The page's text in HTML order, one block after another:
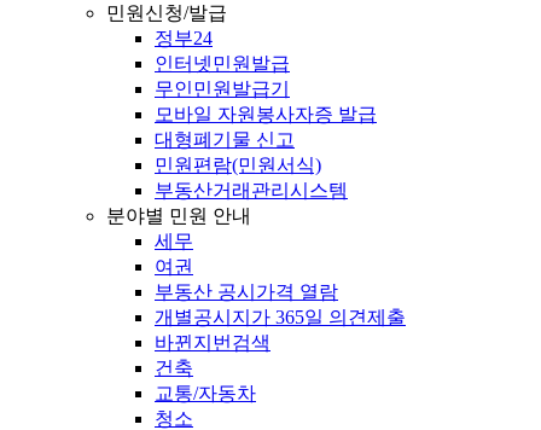
민원신청/발급
정부24
인터넷민원발급
무인민원발급기
모바일 자원봉사자증 발급
대형폐기물 신고
민원편람(민원서식)
부동산거래관리시스템
분야별 민원 안내
세무
여권
부동산 공시가격 열람
개별공시지가 365일 의견제출
바뀐지번검색
건축
교통/자동차
청소